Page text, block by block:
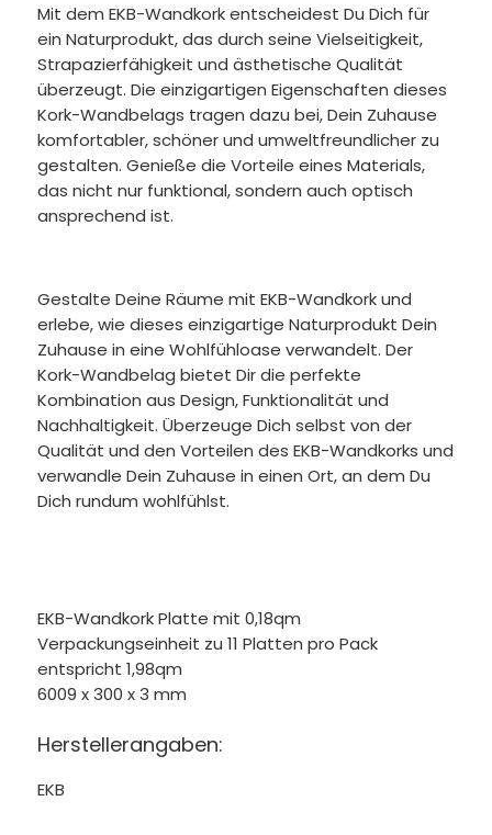
Mit dem EKB-Wandkork entscheidest Du Dich für
ein Naturprodukt, das durch seine Vielseitigkeit,
Strapazierfähigkeit und ästhetische Qualität
überzeugt. Die einzigartigen Eigenschaften dieses
Kork-Wandbelags tragen dazu bei, Dein Zuhause
komfortabler, schöner und umweltfreundlicher zu
gestalten. Genieße die Vorteile eines Materials,
das nicht nur funktional, sondern auch optisch
ansprechend ist.
Gestalte Deine Räume mit EKB-Wandkork und
erlebe, wie dieses einzigartige Naturprodukt Dein
Zuhause in eine Wohlfühloase verwandelt. Der
Kork-Wandbelag bietet Dir die perfekte
Kombination aus Design, Funktionalität und
Nachhaltigkeit. Überzeuge Dich selbst von der
Qualität und den Vorteilen des EKB-Wandkorks und
verwandle Dein Zuhause in einen Ort, an dem Du
Dich rundum wohlfühlst.
EKB-Wandkork Platte mit 0,18qm
Verpackungseinheit zu 11 Platten pro Pack
entspricht 1,98qm
6009 x 300 x 3 mm
Herstellerangaben:
EKB